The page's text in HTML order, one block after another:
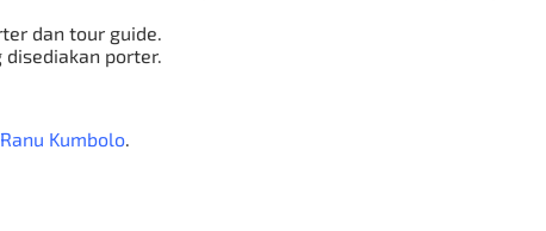
dan tour guide.
porter.
Ranu Kumbolo